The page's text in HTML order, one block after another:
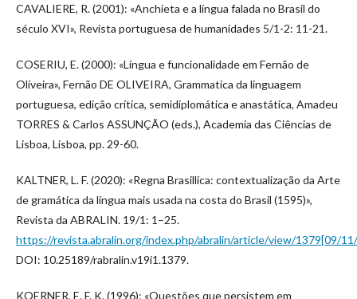
CAVALIERE, R. (2001): «Anchieta e a língua falada no Brasil do
século XVI», Revista portuguesa de humanidades 5/1-2: 11-21.
COSERIU, E. (2000): «Língua e funcionalidade em Fernão de
Oliveira», Fernão DE OLIVEIRA, Grammatica da linguagem
portuguesa, edição crítica, semidiplomática e anastática, Amadeu
TORRES & Carlos ASSUNÇÃO (eds.), Academia das Ciências de
Lisboa, Lisboa, pp. 29-60.
KALTNER, L. F. (2020): «Regna Brasillica: contextualização da Arte
de gramática da língua mais usada na costa do Brasil (1595)»,
Revista da ABRALIN. 19/1: 1–25.
https://revista.abralin.org/index.php/abralin/article/view/1379[09/
DOI: 10.25189/rabralin.v19i1.1379.
KOERNER, E. F. K. (1996): «Questões que persistem em